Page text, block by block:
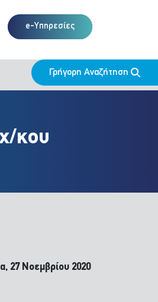
e-Υπηρεσίες
Γρήγορη Αναζήτηση
κου
27 Νοεμβρίου 2020